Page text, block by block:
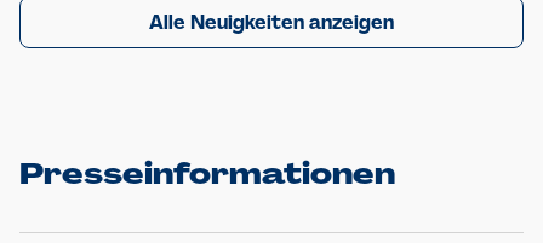
Alle Neuigkeiten anzeigen
Presseinformationen